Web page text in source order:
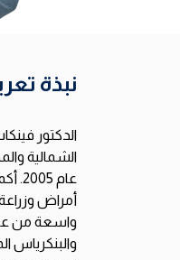
نبذة
الدكتور
عام
أمراض
واسعة من
والبنكرياس